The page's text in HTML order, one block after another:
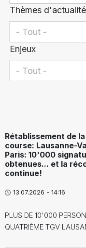
Thèmes
Enjeux
Rétablissement de
course: Lausanne-
Paris: 10'000
obtenues... et la
continue!
13.07.2026 - 14:16
PLUS DE 10'000
QUATRIÈME TGV